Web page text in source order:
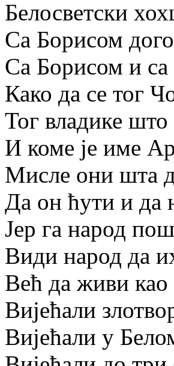
Белосветски
Са Борисом
Са Борисом и
Како да се тог
Тог владике
И коме је име
Мисле они шта
Да он ћути и да
Јер га народ
Види народ да
Већ да живи
Вијећали
Вијећали у